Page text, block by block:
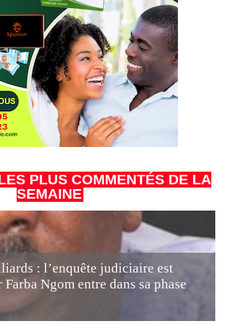
PLUS COMMENTÉS DE LA
SEMAINE
: l’enquête judiciaire est
Ngom entre dans sa phase